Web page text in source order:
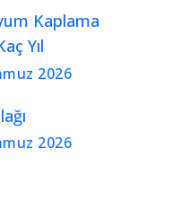
Kaplama
Yıl
2026
2026